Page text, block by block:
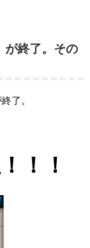
が終了。その
了。
！！